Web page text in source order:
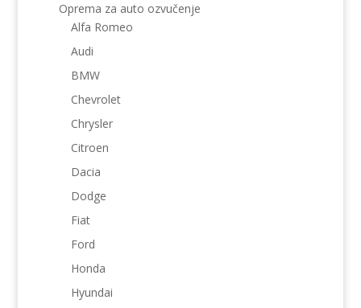
Oprema za auto ozvučenje
Alfa Romeo
Audi
BMW
Chevrolet
Chrysler
Citroen
Dacia
Dodge
Fiat
Ford
Honda
Hyundai